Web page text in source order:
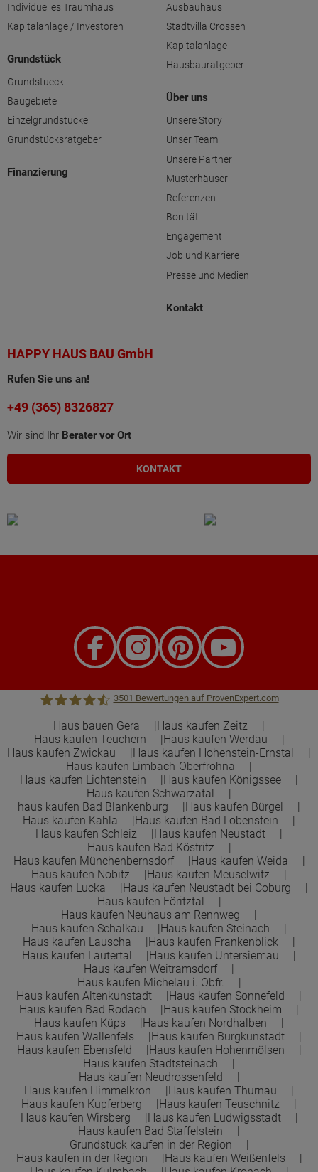
Individuelles Traumhaus
Kapitalanlage / Investoren
Grundstück
Grundstueck
Baugebiete
Einzelgrundstücke
Grundstücksratgeber
Finanzierung
Ausbauhaus
Stadtvilla Crossen
Kapitalanlage
Hausbauratgeber
Über uns
Unsere Story
Unser Team
Unsere Partner
Musterhäuser
Referenzen
Bonität
Engagement
Job und Karriere
Presse und Medien
Kontakt
HAPPY HAUS BAU GmbH
Rufen Sie uns an!
+49 (365) 8326827
Wir sind Ihr Berater vor Ort
KONTAKT
Town &Country Haus Lizenzgeber GmbH
3501 Bewertungen auf ProvenExpert.com
Haus bauen Gera
Haus kaufen Zeitz
Haus kaufen Teuchern
Haus kaufen Werdau
Haus kaufen Zwickau
Haus kaufen Hohenstein-Ernstal
Haus kaufen Limbach-Oberfrohna
Haus kaufen Lichtenstein
Haus kaufen Königssee
Haus kaufen Schwarzatal
haus kaufen Bad Blankenburg
Haus kaufen Bürgel
Haus kaufen Kahla
Haus kaufen Bad Lobenstein
Haus kaufen Schleiz
Haus kaufen Neustadt
Haus kaufen Bad Köstritz
Haus kaufen Münchenbernsdorf
Haus kaufen Weida
Haus kaufen Nobitz
Haus kaufen Meuselwitz
Haus kaufen Lucka
Haus kaufen Neustadt bei Coburg
Haus kaufen Föritztal
Haus kaufen Neuhaus am Rennweg
Haus kaufen Schalkau
Haus kaufen Steinach
Haus kaufen Lauscha
Haus kaufen Frankenblick
Haus kaufen Lautertal
Haus kaufen Untersiemau
Haus kaufen Weitramsdorf
Haus kaufen Michelau i. Obfr.
Haus kaufen Altenkunstadt
Haus kaufen Sonnefeld
Haus kaufen Bad Rodach
Haus kaufen Stockheim
Haus kaufen Küps
Haus kaufen Nordhalben
Haus kaufen Wallenfels
Haus kaufen Burgkunstadt
Haus kaufen Ebensfeld
Haus kaufen Hohenmölsen
Haus kaufen Stadtsteinach
Haus kaufen Neudrossenfeld
Haus kaufen Himmelkron
Haus kaufen Thurnau
Haus kaufen Kupferberg
Haus kaufen Teuschnitz
Haus kaufen Wirsberg
Haus kaufen Ludwigsstadt
Haus kaufen Bad Staffelstein
Grundstück kaufen in der Region
Haus kaufen in der Region
Haus kaufen Weißenfels